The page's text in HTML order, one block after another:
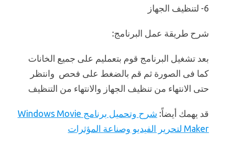
6- لتنظيف الجهاز
شرح طريقة عمل البرنامج:
بعد تشغيل البرنامج قوم بتعمليم على جميع الخانات
كما فى الصورة ثم قم بالضغط على فحص وانتظر
حتى الانتهاء من تنظيف الجهاز والانتهاء من التنظيف
قد يهمك أيضاً:
شرح وتحميل برنامج Windows Movie
Maker لتحرير الفيديو وصناعة المؤثرات